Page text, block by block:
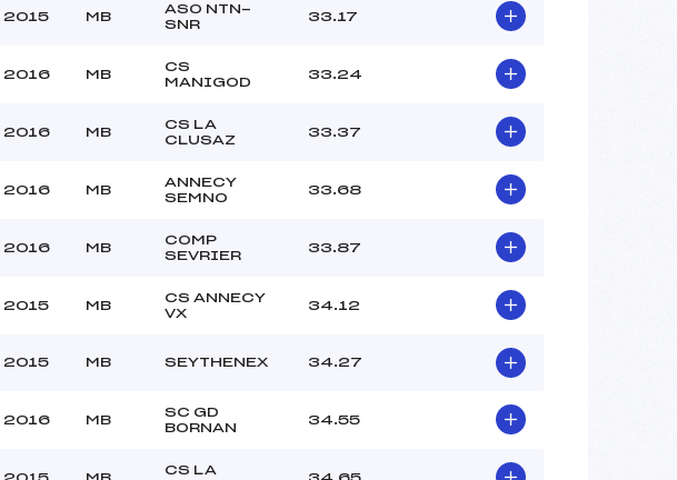
2015 MB
ASO NTN-
SNR
33.17
2016 MB
CS
MANIGOD
33.24
2016 MB
CS LA
CLUSAZ
33.37
2016 MB
ANNECY
SEMNO
33.68
2016 MB
COMP
SEVRIER
33.87
2015 MB
CS ANNECY
VX
34.12
2015 MB SEYTHENEX 34.27
2016 MB
SC GD
BORNAN
34.55
CS LA